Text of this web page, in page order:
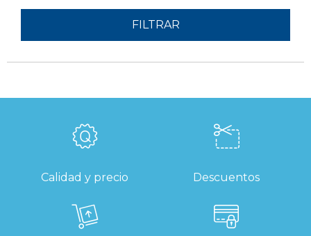
FILTRAR
Calidad y precio Descuentos